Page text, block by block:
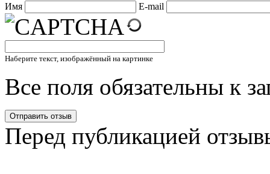
Имя E-mail
Наберите текст, изображённый на картинке
Все поля обязательны к
Перед публикацией